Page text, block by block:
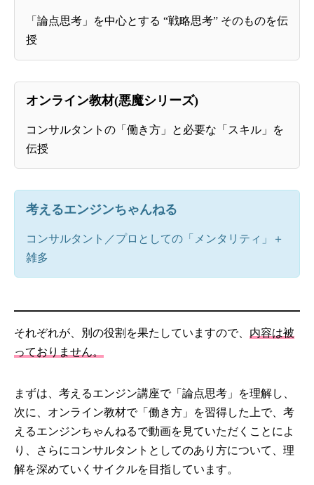
「論点思考」を中心とする “戦略思考” そのものを伝
授
オンライン教材(悪魔シリーズ)
コンサルタントの「働き方」と必要な「スキル」を
伝授
考えるエンジンちゃんねる
コンサルタント／プロとしての「メンタリティ」＋
雑多
それぞれが、別の役割を果たしていますので、 内容は被
っておりません。
まずは、考えるエンジン講座で「論点思考」を理解し、
次に、オンライン教材で「働き方」を習得した上で、考
えるエンジンちゃんねるで動画を見ていただくことによ
り、さらにコンサルタントとしてのあり方について、理
解を深めていくサイクルを目指しています。